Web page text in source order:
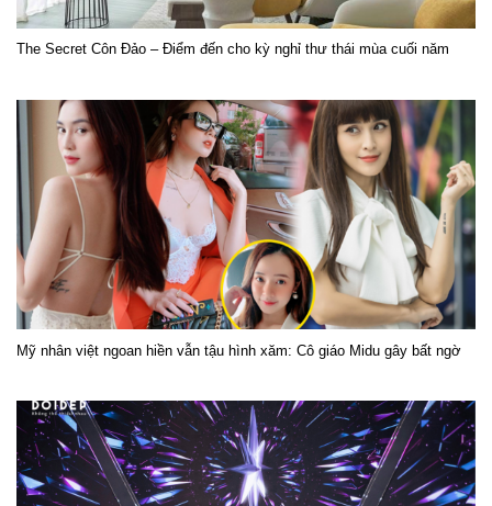
The Secret Côn Đảo – Điểm đến cho kỳ nghỉ thư thái mùa cuối năm
Mỹ nhân việt ngoan hiền vẫn tậu hình xăm: Cô giáo Midu gây bất ngờ